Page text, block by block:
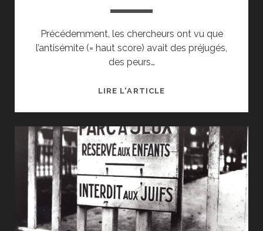
Précédemment, les chercheurs ont vu que
l’antisémite (= haut score) avait des préjugés,
des peurs…
LIRE L'ARTICLE♦
NOUS
FORTS
ET
BONS,
EUX
FAIBLES
ET